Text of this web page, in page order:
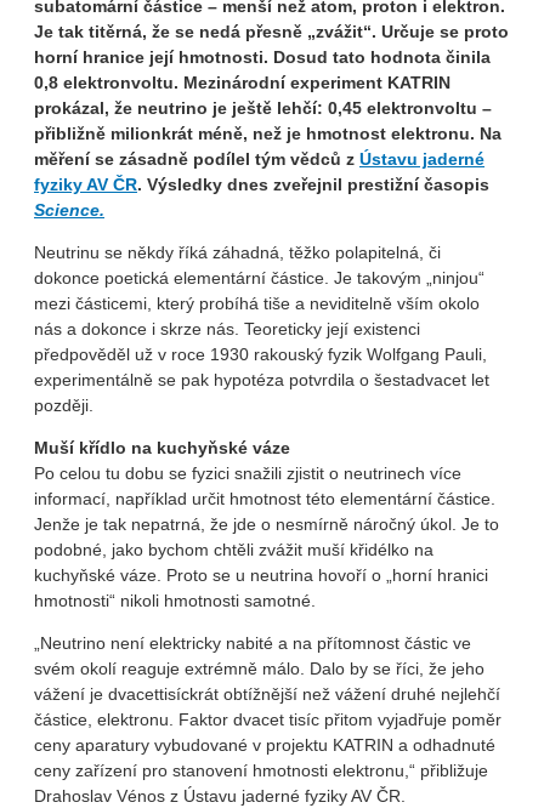
subatomární částice – menší než atom, proton i elektron.
Je tak titěrná, že se nedá přesně „zvážit“. Určuje se proto
horní hranice její hmotnosti. Dosud tato hodnota činila
0,8 elektronvoltu. Mezinárodní experiment KATRIN
prokázal, že neutrino je ještě lehčí: 0,45 elektronvoltu –
přibližně milionkrát méně, než je hmotnost elektronu. Na
měření se zásadně podílel tým vědců z Ústavu jaderné
fyziky AV ČR. Výsledky dnes zveřejnil prestižní časopis
Science.
Neutrinu se někdy říká záhadná, těžko polapitelná, či
dokonce poetická elementární částice. Je takovým „ninjou“
mezi částicemi, který probíhá tiše a neviditelně vším okolo
nás a dokonce i skrze nás. Teoreticky její existenci
předpověděl už v roce 1930 rakouský fyzik Wolfgang Pauli,
experimentálně se pak hypotéza potvrdila o šestadvacet let
později.
Muší křídlo na kuchyňské váze
Po celou tu dobu se fyzici snažili zjistit o neutrinech více
informací, například určit hmotnost této elementární částice.
Jenže je tak nepatrná, že jde o nesmírně náročný úkol. Je to
podobné, jako bychom chtěli zvážit muší křidélko na
kuchyňské váze. Proto se u neutrina hovoří o „horní hranici
hmotnosti“ nikoli hmotnosti samotné.
„Neutrino není elektricky nabité a na přítomnost částic ve
svém okolí reaguje extrémně málo. Dalo by se říci, že jeho
vážení je dvacettisíckrát obtížnější než vážení druhé nejlehčí
částice, elektronu. Faktor dvacet tisíc přitom vyjadřuje poměr
ceny aparatury vybudované v projektu KATRIN a odhadnuté
ceny zařízení pro stanovení hmotnosti elektronu,“ přibližuje
Drahoslav Vénos z Ústavu jaderné fyziky AV ČR.